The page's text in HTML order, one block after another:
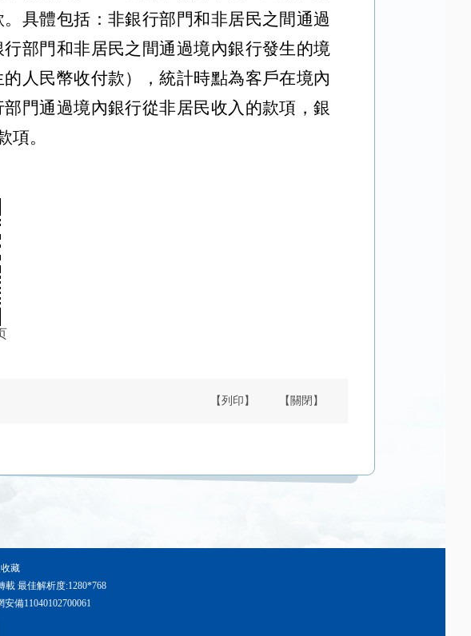
具體包括：非銀行部門和非居民之間通過
部門和非居民之間通過境內銀行發生的境
人民幣收付款），統計時點為客戶在境內
門通過境內銀行從非居民收入的款項，銀
。
【列印】 【關閉】
藏
最佳解析度:1280*768
安備11040102700061